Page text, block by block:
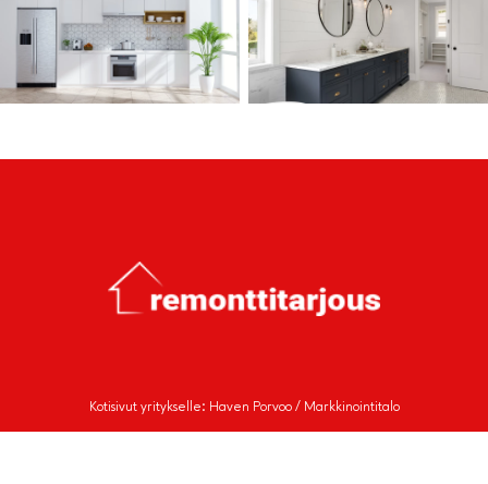
Kotisivut yritykselle: Haven Porvoo / Markkinointitalo